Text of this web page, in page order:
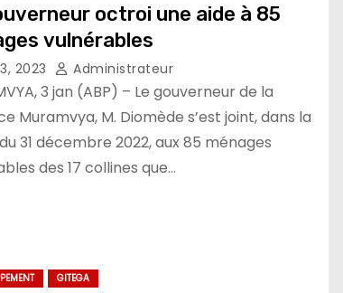
octroi une aide à 85
vulnérables
2023 Administrateur
3 jan (ABP) – Le gouverneur de la
Muramvya, M. Diomède s’est joint, dans la
31 décembre 2022, aux 85 ménages
des 17 collines que…
GITEGA